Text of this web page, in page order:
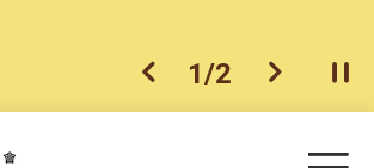
上一個
1/2 下一個開